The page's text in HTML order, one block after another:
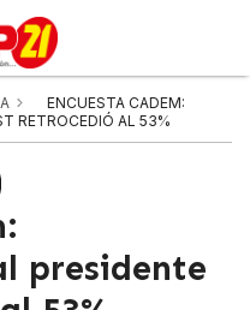
ENCUESTA CADEM:
RETROCEDIÓ AL 53%
presidente